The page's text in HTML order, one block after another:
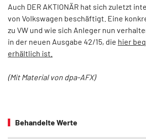
Auch DER AKTIONÄR hat sich zuletzt
von Volkswagen beschäftigt. Eine
zu VW und wie sich Anleger nun
in der neuen Ausgabe 42/15, die hier
erhältlich ist.
(Mit Material von dpa-AFX)
Behandelte Werte